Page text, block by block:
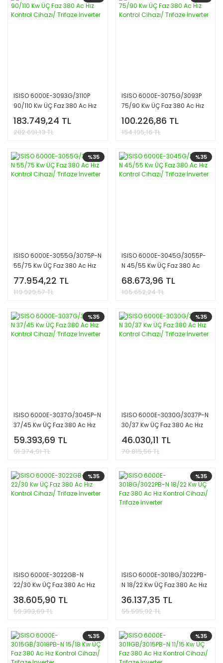
ISISO 6000E-3093G/3110P
90/110 Kw ÜÇ Faz 380 Ac Hız
Kontrol Cihazı/ Trifaze
İnverter
183.749,24 TL
282.691,13 TL
ISISO 6000E-3075G/3093P
75/90 Kw ÜÇ Faz 380 Ac Hız
Kontrol Cihazı/ Trifaze
İnverter
100.226,86 TL
154.195,16 TL
%35
ISISO 6000E-3055G/3075P-N
55/75 Kw ÜÇ Faz 380 Ac Hız
Kontrol Cihazı/ Trifaze
İnverter
77.954,22 TL
119.929,57 TL
%35
ISISO 6000E-3045G/3055P-
N 45/55 Kw ÜÇ Faz 380 Ac
Hız Kontrol Cihazı/ Trifaze
İnverter
68.673,96 TL
105.652,24 TL
%35
ISISO 6000E-3037G/3045P-N
37/45 Kw ÜÇ Faz 380 Ac Hız
Kontrol Cihazı/ Trifaze
İnverter
59.393,69 TL
91.374,91 TL
%35
ISISO 6000E-3030G/3037P-N
30/37 Kw ÜÇ Faz 380 Ac Hız
Kontrol Cihazı/ Trifaze
İnverter
46.030,11 TL
70.815,56 TL
%35
ISISO 6000E-3022GB-N
22/30 Kw ÜÇ Faz 380 Ac Hız
Kontrol Cihazı/ Trifaze
İnverter
38.605,90 TL
59.393,69 TL
%35
ISISO 6000E-3018G/3022PB-
N 18/22 Kw ÜÇ Faz 380 Ac Hız
Kontrol Cihazı/ Trifaze
İnverter
36.137,35 TL
55.595,92 TL
%35 %35